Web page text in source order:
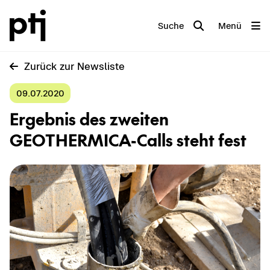
Suche Menü
Zu­rück zur News­lis­te
09.07.2020
Er­geb­nis des zwei­ten
GEOTHERMICA-​Calls steht fest